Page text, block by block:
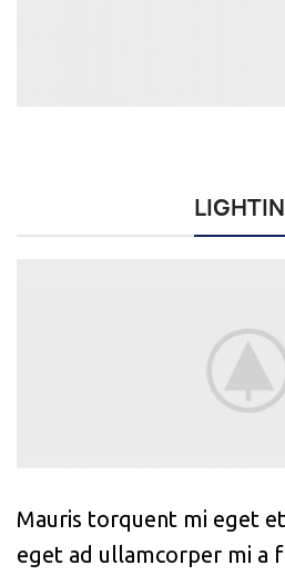
Mauris torquent mi eget
eget ad ullamcorper mi a